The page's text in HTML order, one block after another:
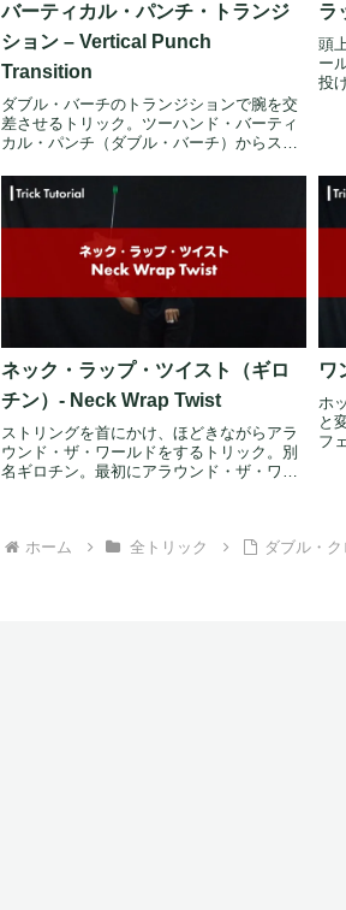
バーティカル・パンチ・トランジ
ション – Vertical Punch
Transition
ダブル・バーチのトランジションで腕を交
差させるトリック。ツーハンド・バーティ
カル・パンチ（ダブル・バーチ）からスタ
ラ
頭
ー
投
ネック・ラップ・ツイスト（ギロ
チン）- Neck Wrap Twist
ストリングを首にかけ、ほどきながらアラ
ウンド・ザ・ワールドをするトリック。別
名ギロチン。最初にアラウンド・ザ・ワー
ワ
ホ
と
フ
ホーム 全トリック ダブル・